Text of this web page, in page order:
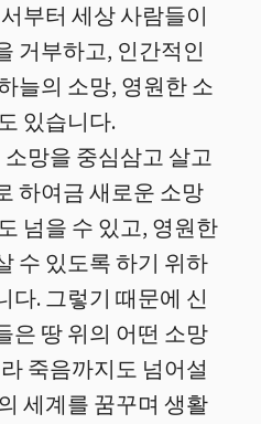
부터 세상 사람들이
거부하고, 인간적인
늘의 소망, 영원한 소
있습니다.
망을 중심삼고 살고
하여금 새로운 소망
넘을 수 있고, 영원한
수 있도록 하기 위하
다. 그렇기 때문에 신
은 땅 위의 어떤 소망
죽음까지도 넘어설
세계를 꿈꾸며 생활